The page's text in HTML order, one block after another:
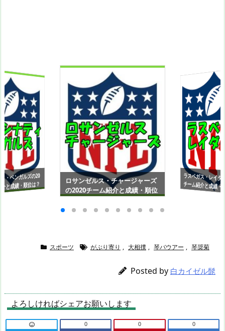
・ベンガルズの20
と成績・順位は？
ンフットボー
ロサンゼルス・チャージャーズ
の2020チーム紹介と成績・順位
は？NFL（アメリカンフットボ
ール）【AFC西地区】
ラスベガス・レイ
チーム紹介と成績
L（アメリカンフ
スポーツ がぶり寄り , 大相撲 , 琴バウアー , 琴奨菊
Posted by 白カイゼル髭
よろしければシェアお願いします
0 0 0